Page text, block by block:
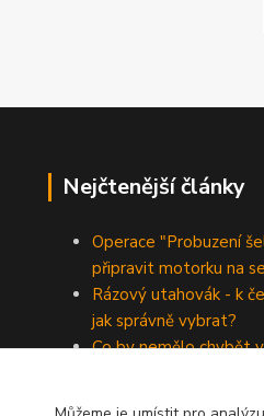
Nejčtenější články
Operace "Probuzení
připravit motorku na
Rázový utahovák - k
jak správně vybrat?
Co by nemělo chybět
Objednanou zásilku z